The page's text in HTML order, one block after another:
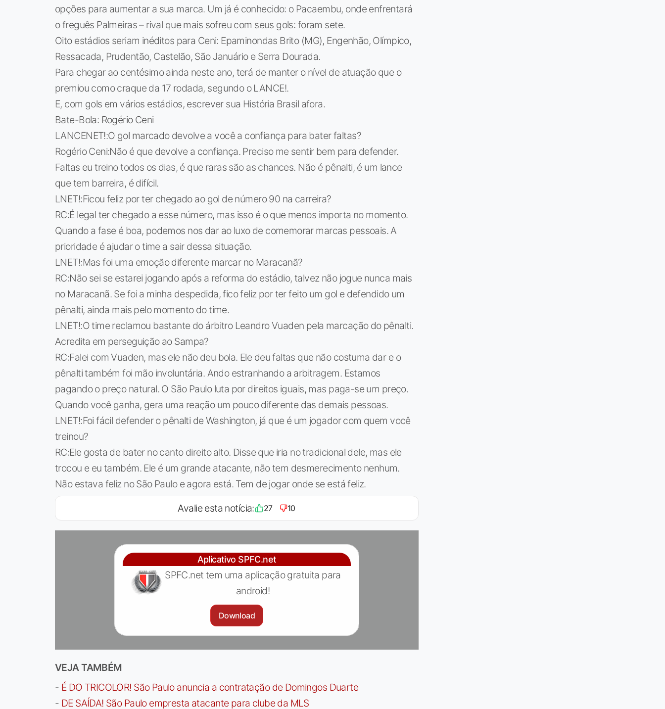
opções para aumentar a sua marca. Um já é conhecido: o Pacaembu, onde enfrentará
o freguês Palmeiras – rival que mais sofreu com seus gols: foram sete.
Oito estádios seriam inéditos para Ceni: Epaminondas Brito (MG), Engenhão, Olímpico,
Ressacada, Prudentão, Castelão, São Januário e Serra Dourada.
Para chegar ao centésimo ainda neste ano, terá de manter o nível de atuação que o
premiou como craque da 17 rodada, segundo o LANCE!.
E, com gols em vários estádios, escrever sua História Brasil afora.
Bate-Bola: Rogério Ceni
LANCENET!:O gol marcado devolve a você a confiança para bater faltas?
Rogério Ceni:Não é que devolve a confiança. Preciso me sentir bem para defender.
Faltas eu treino todos os dias, é que raras são as chances. Não é pênalti, é um lance
que tem barreira, é difícil.
LNET!:Ficou feliz por ter chegado ao gol de número 90 na carreira?
RC:É legal ter chegado a esse número, mas isso é o que menos importa no momento.
Quando a fase é boa, podemos nos dar ao luxo de comemorar marcas pessoais. A
prioridade é ajudar o time a sair dessa situação.
LNET!:Mas foi uma emoção diferente marcar no Maracanã?
RC:Não sei se estarei jogando após a reforma do estádio, talvez não jogue nunca mais
no Maracanã. Se foi a minha despedida, fico feliz por ter feito um gol e defendido um
pênalti, ainda mais pelo momento do time.
LNET!:O time reclamou bastante do árbitro Leandro Vuaden pela marcação do pênalti.
Acredita em perseguição ao Sampa?
RC:Falei com Vuaden, mas ele não deu bola. Ele deu faltas que não costuma dar e o
pênalti também foi mão involuntária. Ando estranhando a arbitragem. Estamos
pagando o preço natural. O São Paulo luta por direitos iguais, mas paga-se um preço.
Quando você ganha, gera uma reação um pouco diferente das demais pessoas.
LNET!:Foi fácil defender o pênalti de Washington, já que é um jogador com quem você
treinou?
RC:Ele gosta de bater no canto direito alto. Disse que iria no tradicional dele, mas ele
trocou e eu também. Ele é um grande atacante, não tem desmerecimento nenhum.
Não estava feliz no São Paulo e agora está. Tem de jogar onde se está feliz.
Avalie esta notícia: 27 10
Aplicativo SPFC.net
SPFC.net tem uma aplicação gratuita para
android!
Download
VEJA TAMBÉM
- É DO TRICOLOR! São Paulo anuncia a contratação de Domingos Duarte
- DE SAÍDA! São Paulo empresta atacante para clube da MLS